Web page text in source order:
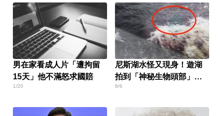
男在家看成人片「遭拘留
15天」他不滿怒求國賠
1/20
尼斯湖水怪又現身！遊湖
拍到「神秘生物頭部」官
方證實了
8/6